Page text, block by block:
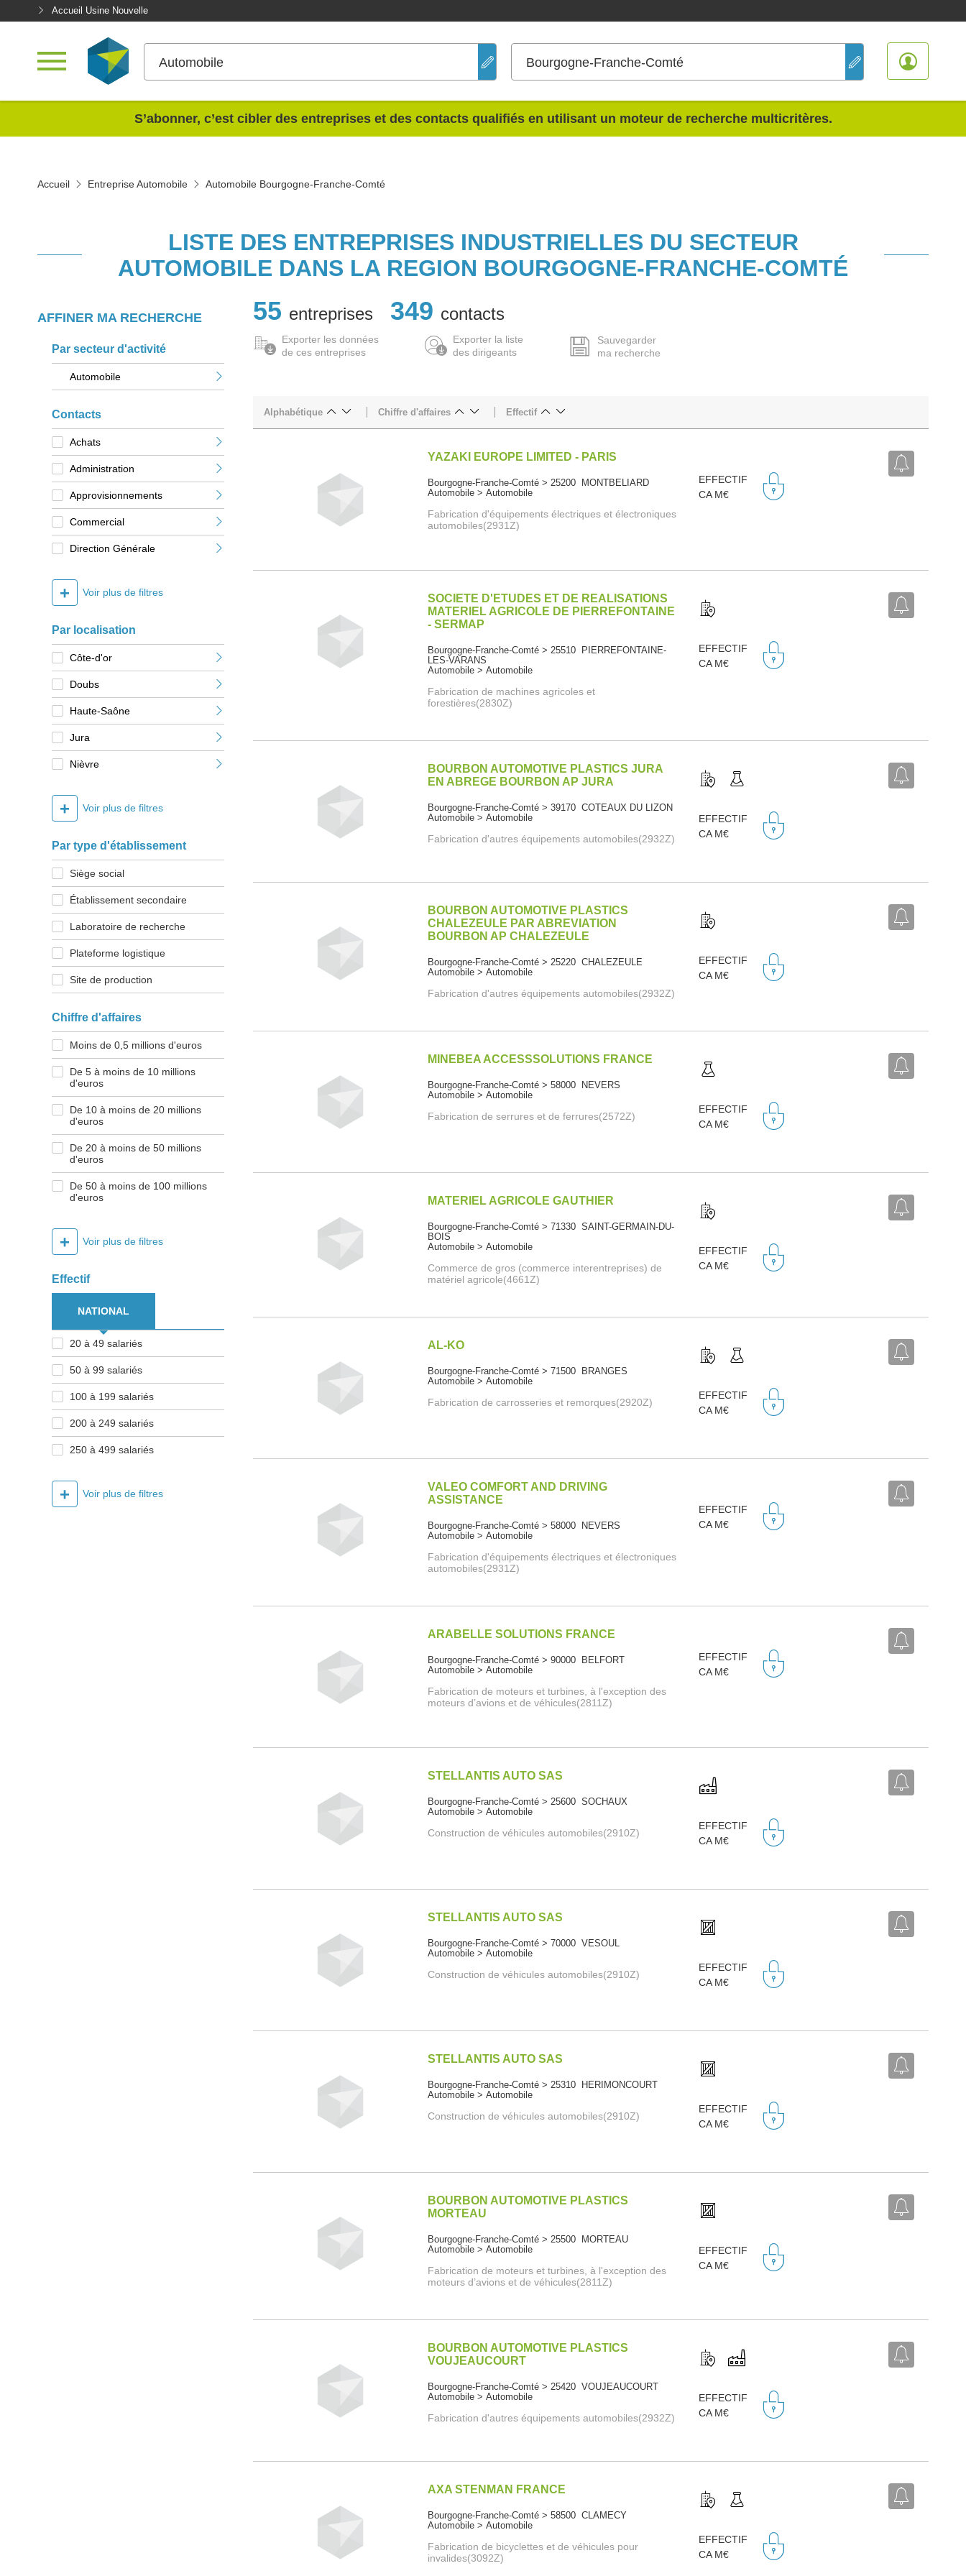
Accueil Usine Nouvelle
Automobile Bourgogne-Franche-Comté
S’abonner, c’est cibler des entreprises et des contacts qualifiés en utilisant un moteur de recherche multicritères.
Accueil Entreprise Automobile Automobile Bourgogne-Franche-Comté
LISTE DES ENTREPRISES INDUSTRIELLES DU SECTEUR
AUTOMOBILE DANS LA REGION BOURGOGNE-FRANCHE-COMTÉ
AFFINER MA RECHERCHE
Par secteur d'activité
Automobile
Contacts
Achats
Administration
Approvisionnements
Commercial
Direction Générale
+ Voir plus de filtres
Par localisation
Côte-d'or
Doubs
Haute-Saône
Jura
Nièvre
+ Voir plus de filtres
Par type d'établissement
Siège social
Établissement secondaire
Laboratoire de recherche
Plateforme logistique
Site de production
Chiffre d'affaires
Moins de 0,5 millions d'euros
De 5 à moins de 10 millions
d'euros
De 10 à moins de 20 millions
d'euros
De 20 à moins de 50 millions
d'euros
De 50 à moins de 100 millions
d'euros
+ Voir plus de filtres
Effectif
NATIONAL
20 à 49 salariés
50 à 99 salariés
100 à 199 salariés
200 à 249 salariés
250 à 499 salariés
+ Voir plus de filtres
55 entreprises 349 contacts
Exporter les données
de ces entreprises
Exporter la liste
des dirigeants
Sauvegarder
ma recherche
Alphabétique Chiffre d'affaires Effectif
YAZAKI EUROPE LIMITED - PARIS
Bourgogne-Franche-Comté > 25200 MONTBELIARD
Automobile > Automobile
Fabrication d'équipements électriques et électroniques
automobiles(2931Z)
EFFECTIF
CA M€
SOCIETE D'ETUDES ET DE REALISATIONS
MATERIEL AGRICOLE DE PIERREFONTAINE
- SERMAP
Bourgogne-Franche-Comté > 25510 PIERREFONTAINE-
LES-VARANS
Automobile > Automobile
Fabrication de machines agricoles et
forestières(2830Z)
EFFECTIF
CA M€
BOURBON AUTOMOTIVE PLASTICS JURA
EN ABREGE BOURBON AP JURA
Bourgogne-Franche-Comté > 39170 COTEAUX DU LIZON
Automobile > Automobile
Fabrication d'autres équipements automobiles(2932Z)
EFFECTIF
CA M€
BOURBON AUTOMOTIVE PLASTICS
CHALEZEULE PAR ABREVIATION
BOURBON AP CHALEZEULE
Bourgogne-Franche-Comté > 25220 CHALEZEULE
Automobile > Automobile
Fabrication d'autres équipements automobiles(2932Z)
EFFECTIF
CA M€
MINEBEA ACCESSSOLUTIONS FRANCE
Bourgogne-Franche-Comté > 58000 NEVERS
Automobile > Automobile
Fabrication de serrures et de ferrures(2572Z)
EFFECTIF
CA M€
MATERIEL AGRICOLE GAUTHIER
Bourgogne-Franche-Comté > 71330 SAINT-GERMAIN-DU-
BOIS
Automobile > Automobile
Commerce de gros (commerce interentreprises) de
matériel agricole(4661Z)
EFFECTIF
CA M€
AL-KO
Bourgogne-Franche-Comté > 71500 BRANGES
Automobile > Automobile
Fabrication de carrosseries et remorques(2920Z)
EFFECTIF
CA M€
VALEO COMFORT AND DRIVING
ASSISTANCE
Bourgogne-Franche-Comté > 58000 NEVERS
Automobile > Automobile
Fabrication d'équipements électriques et électroniques
automobiles(2931Z)
EFFECTIF
CA M€
ARABELLE SOLUTIONS FRANCE
Bourgogne-Franche-Comté > 90000 BELFORT
Automobile > Automobile
Fabrication de moteurs et turbines, à l'exception des
moteurs d’avions et de véhicules(2811Z)
EFFECTIF
CA M€
STELLANTIS AUTO SAS
Bourgogne-Franche-Comté > 25600 SOCHAUX
Automobile > Automobile
Construction de véhicules automobiles(2910Z)
EFFECTIF
CA M€
STELLANTIS AUTO SAS
Bourgogne-Franche-Comté > 70000 VESOUL
Automobile > Automobile
Construction de véhicules automobiles(2910Z)
EFFECTIF
CA M€
STELLANTIS AUTO SAS
Bourgogne-Franche-Comté > 25310 HERIMONCOURT
Automobile > Automobile
Construction de véhicules automobiles(2910Z)
EFFECTIF
CA M€
BOURBON AUTOMOTIVE PLASTICS
MORTEAU
Bourgogne-Franche-Comté > 25500 MORTEAU
Automobile > Automobile
Fabrication de moteurs et turbines, à l'exception des
moteurs d’avions et de véhicules(2811Z)
EFFECTIF
CA M€
BOURBON AUTOMOTIVE PLASTICS
VOUJEAUCOURT
Bourgogne-Franche-Comté > 25420 VOUJEAUCOURT
Automobile > Automobile
Fabrication d'autres équipements automobiles(2932Z)
EFFECTIF
CA M€
AXA STENMAN FRANCE
Bourgogne-Franche-Comté > 58500 CLAMECY
Automobile > Automobile
Fabrication de bicyclettes et de véhicules pour
invalides(3092Z)
EFFECTIF
CA M€